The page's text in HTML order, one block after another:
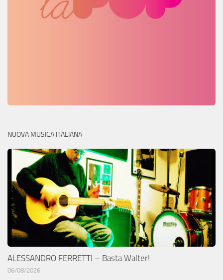
NUOVA MUSICA ITALIANA
ALESSANDRO FERRETTI – Basta Walter!
06/08/2026